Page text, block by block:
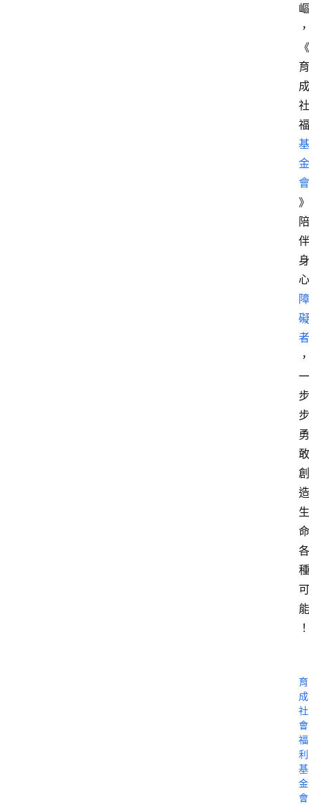
嶇
，
《
育
成
社
福
基
金
會
》
陪
伴
身
心
障
礙
者
，
一
步
步
勇
敢
創
造
生
命
各
種
可
能
！
育
成
社
會
福
利
基
金
會